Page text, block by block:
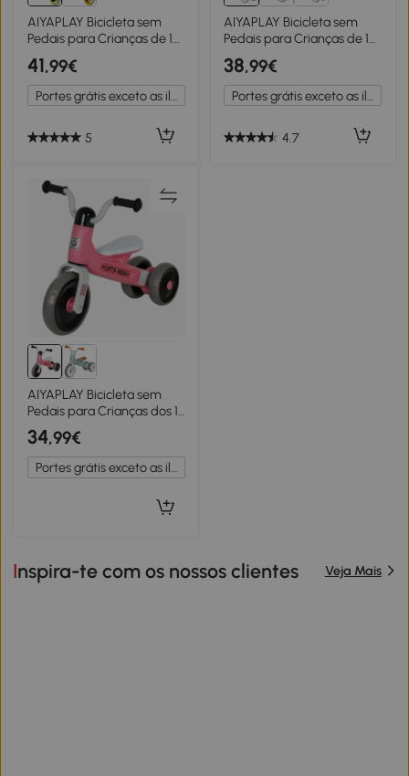
AIYAPLAY Bicicleta sem
Pedais para Crianças de 18-
48 Meses Bicicleta de
Equilíbrio com Assento
Ajustável em Altura
66,5x34x47 cm Verde
41,99€
5
AIYAPLAY Bicicleta sem
Pedais para Crianças de 12-
36 Meses Bicicleta de
Equilíbrio com Assento
Ajustável 56x27x39 cm
Marrom
38,99€
4.7
AIYAPLAY Bicicleta sem
Pedais para Crianças dos 12
aos 36 Meses Bicicleta de
Equilíbrio com Guiadores
com Rotação Limitada a
60° 69x40x49 cm Rosa
34,99€
Portes grátis exceto as ilhas
Inspira-te com os nossos clientes Veja Mais